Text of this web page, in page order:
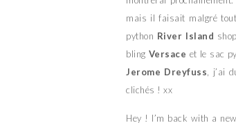
mais il faisait malgré
python River Island
bling Versace et le sac
Jerome Dreyfuss , j’ai
clichés ! xx
Hey ! I’m back with a